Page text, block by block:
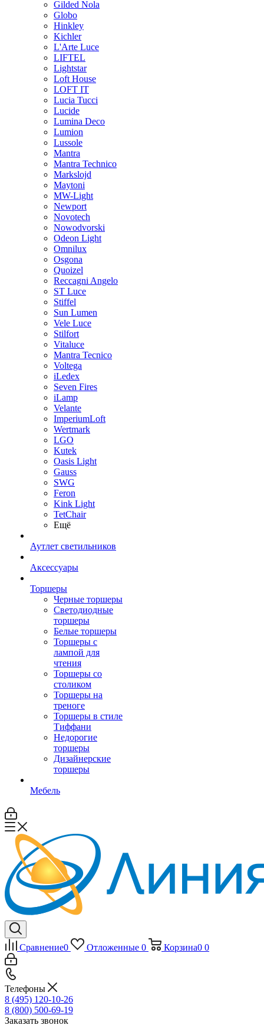
Gilded Nola
Globo
Hinkley
Kichler
L'Arte Luce
LIFTEL
Lightstar
Loft House
LOFT IT
Lucia Tucci
Lucide
Lumina Deco
Lumion
Lussole
Mantra
Mantra Technico
Markslojd
Maytoni
MW-Light
Newport
Novotech
Nowodvorski
Odeon Light
Omnilux
Osgona
Quoizel
Reccagni Angelo
ST Luce
Stiffel
Sun Lumen
Vele Luce
Stilfort
Vitaluce
Mantra Tecnico
Voltega
iLedex
Seven Fires
iLamp
Velante
ImperiumLoft
Wertmark
LGO
Kutek
Oasis Light
Gauss
SWG
Feron
Kink Light
TetСhair
Ещё
Аутлет светильников
Аксессуары
Торшеры
Черные торшеры
Светодиодные
торшеры
Белые торшеры
Торшеры с
лампой для
чтения
Торшеры со
столиком
Торшеры на
треноге
Торшеры в стиле
Тиффани
Недорогие
торшеры
Дизайнерские
торшеры
Мебель
Сравнение0 Отложенные 0 Корзина0 0
Телефоны
8 (495) 120-10-26
8 (800) 500-69-19
Заказать звонок